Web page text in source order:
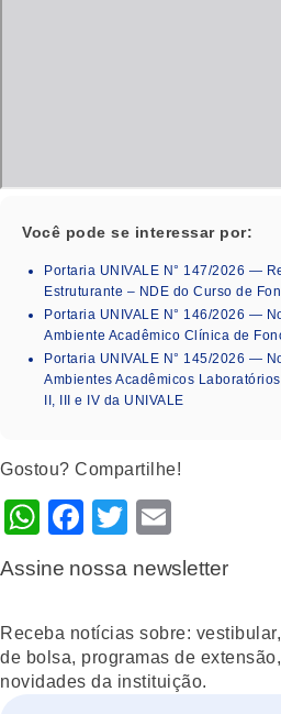
Você pode se interessar por:
Portaria UNIVALE N° 147/2026 —
Estruturante – NDE do Curso de
Portaria UNIVALE N° 146/2026 —
Ambiente Acadêmico Clínica de
Portaria UNIVALE N° 145/2026 —
Ambientes Acadêmicos
II, III e IV da UNIVALE
Gostou? Compartilhe!
WhatsApp
Facebook
Twitter
Assine nossa newsletter
Receba notícias sobre:
de bolsa, programas de
novidades da instituição.